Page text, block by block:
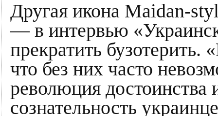
Другая икона Maidan-
— в интервью
прекратить
что без них часто
революция
сознательность